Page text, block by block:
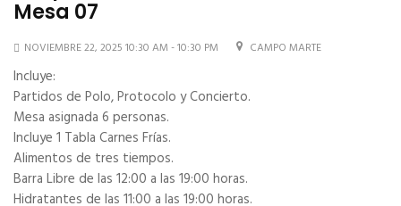
Mesa 07
NOVIEMBRE 22, 2025 10:30 AM - 10:30 PM CAMPO MARTE
Incluye:
Partidos de Polo, Protocolo y Concierto.
Mesa asignada 6 personas.
Incluye 1 Tabla Carnes Frías.
Alimentos de tres tiempos.
Barra Libre de las 12:00 a las 19:00 horas.
Hidratantes de las 11:00 a las 19:00 horas.